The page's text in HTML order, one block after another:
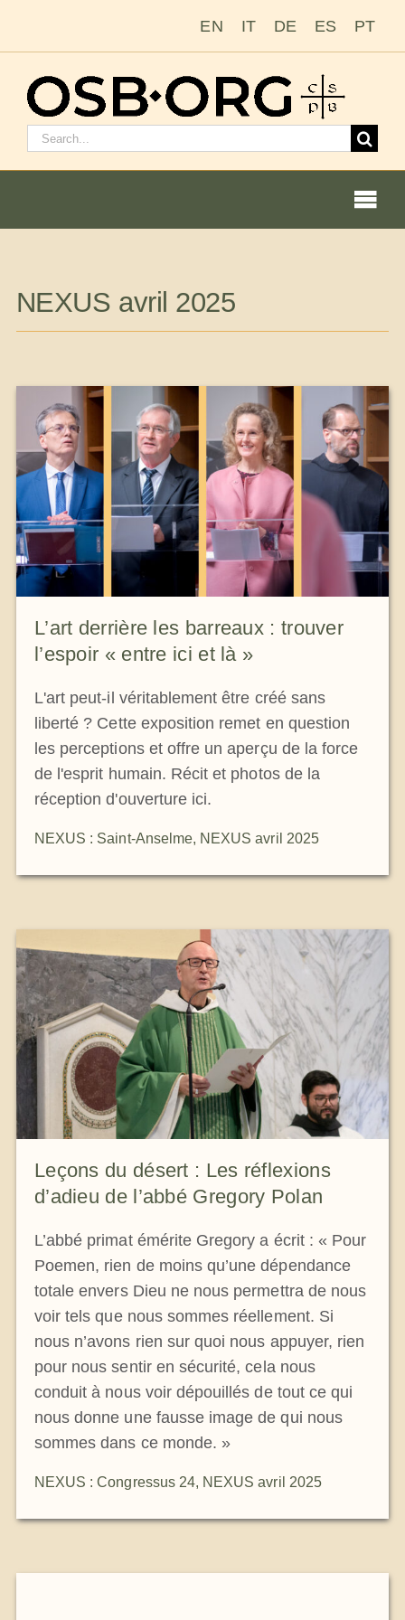
EN IT DE ES PT
Rechercher
L’ordre bénédictin
La médaille de Saint Benoît
NEXUS
Archives OSB.org
NEXUS avril 2025
L’art derrière les barreaux : trouver
l’espoir « entre ici et là »
L'art peut-il véritablement être créé sans
liberté ? Cette exposition remet en question
les perceptions et offre un aperçu de la force
de l'esprit humain. Récit et photos de la
réception d'ouverture ici.
NEXUS : Saint-Anselme, NEXUS avril 2025
Leçons du désert : Les réflexions
d’adieu de l’abbé Gregory Polan
L’abbé primat émérite Gregory a écrit : « Pour
Poemen, rien de moins qu’une dépendance
totale envers Dieu ne nous permettra de nous
voir tels que nous sommes réellement. Si
nous n’avons rien sur quoi nous appuyer, rien
pour nous sentir en sécurité, cela nous
conduit à nous voir dépouillés de tout ce qui
nous donne une fausse image de qui nous
sommes dans ce monde. »
NEXUS : Congressus 24, NEXUS avril 2025